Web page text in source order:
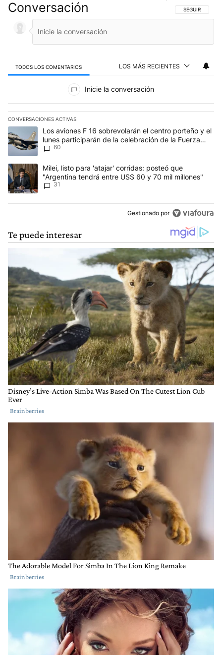
Conversación SIGA ESTA
SEGUIR
TODOS LOS COMENTARIOS LOS MÁS RECIENTES
Inicie la conversación
CONVERSACIONES ACTIVAS
Este listado muestra los artículos con más comentarios en los
Un artículo de tendencia con el título "Los aviones F 16
Los aviones F 16 sobrevolarán el centro porteño y el
lunes participarán de la celebración de la Fuerza
Aérea
60
Un artículo de tendencia con el título "Milei, listo para 'atajar'
Milei, listo para 'atajar' corridas: posteó que
"Argentina tendrá entre US$ 60 y 70 mil millones"
31
Gestionado por